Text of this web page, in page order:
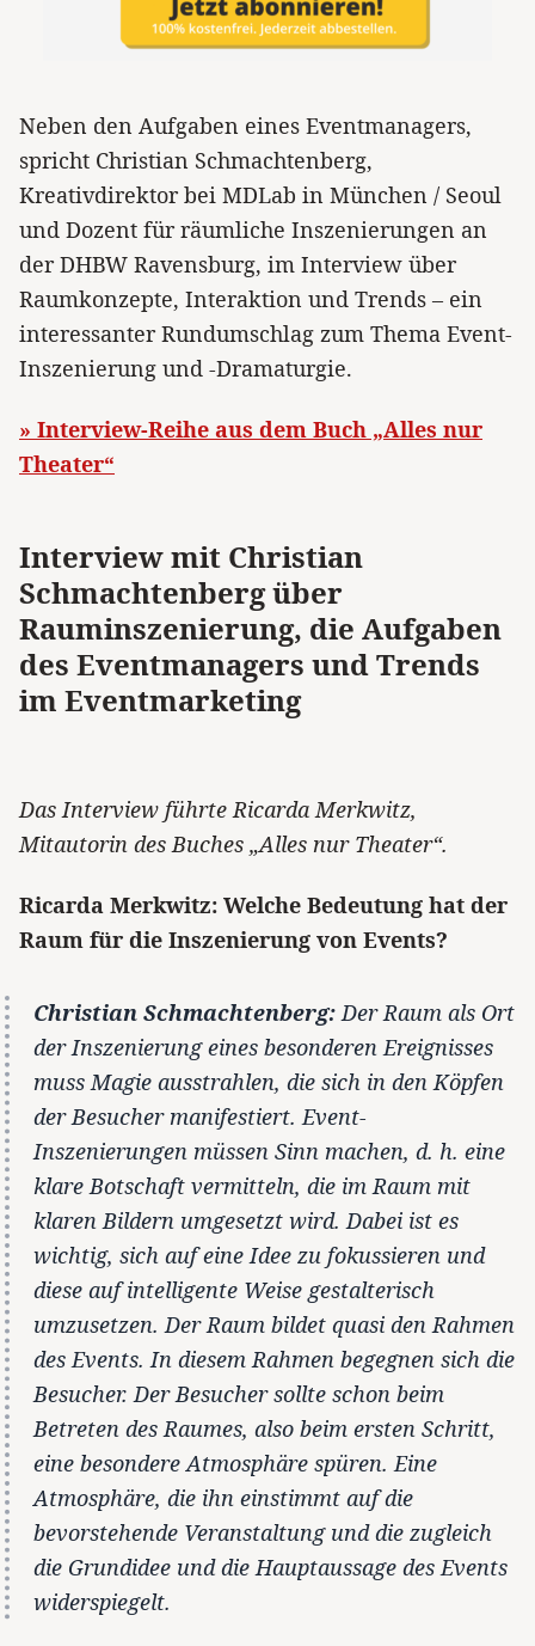
Neben den Aufgaben eines Eventmanagers,
spricht Christian Schmachtenberg,
Kreativdirektor bei MDLab in München / Seoul
und Dozent für räumliche Inszenierungen an
der DHBW Ravensburg, im Interview über
Raumkonzepte, Interaktion und Trends – ein
interessanter Rundumschlag zum Thema Event-
Inszenierung und -Dramaturgie.
» Interview-Reihe aus dem Buch „Alles nur
Theater“
Interview mit Christian
Schmachtenberg über
Rauminszenierung, die Aufgaben
des Eventmanagers und Trends
im Eventmarketing
Das Interview führte Ricarda Merkwitz,
Mitautorin des Buches „Alles nur Theater“.
Ricarda Merkwitz: Welche Bedeutung hat der
Raum für die Inszenierung von Events?
Christian Schmachtenberg:Der Raum als Ort
der Inszenierung eines besonderen Ereignisses
muss Magie ausstrahlen, die sich in den Köpfen
der Besucher manifestiert. Event-
Inszenierungen müssen Sinn machen, d. h. eine
klare Botschaft vermitteln, die im Raum mit
klaren Bildern umgesetzt wird. Dabei ist es
wichtig, sich auf eine Idee zu fokussieren und
diese auf intelligente Weise gestalterisch
umzusetzen. Der Raum bildet quasi den Rahmen
des Events. In diesem Rahmen begegnen sich die
Besucher. Der Besucher sollte schon beim
Betreten des Raumes, also beim ersten Schritt,
eine besondere Atmosphäre spüren. Eine
Atmosphäre, die ihn einstimmt auf die
bevorstehende Veranstaltung und die zugleich
die Grundidee und die Hauptaussage des Events
widerspiegelt.